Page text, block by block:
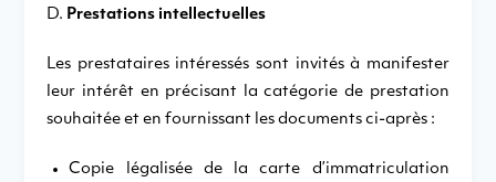
D. Prestations intellectuelles
Les prestataires intéressés sont invités à manifester
leur intérêt en précisant la catégorie de prestation
souhaitée et en fournissant les documents ci-après :
Copie légalisée de la carte d’immatriculation